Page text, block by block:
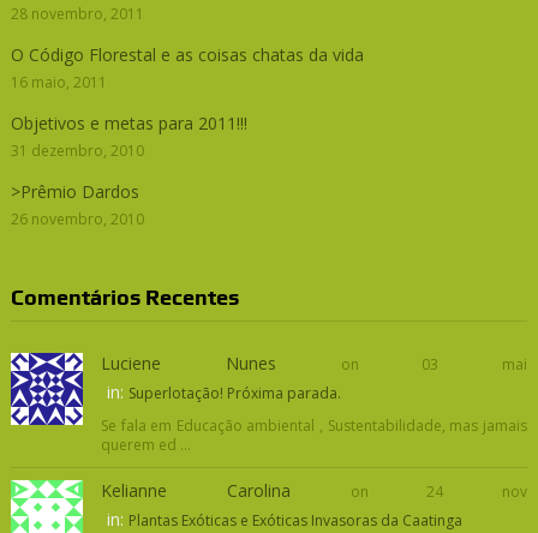
28 novembro, 2011
O Código Florestal e as coisas chatas da vida
16 maio, 2011
Objetivos e metas para 2011!!!
31 dezembro, 2010
>Prêmio Dardos
26 novembro, 2010
Comentários Recentes
Luciene Nunes on 03 mai
in: Superlotação! Próxima parada.
Se fala em Educação ambiental , Sustentabilidade, mas jamais
querem ed ...
Kelianne Carolina on 24 nov
in: Plantas Exóticas e Exóticas Invasoras da Caatinga